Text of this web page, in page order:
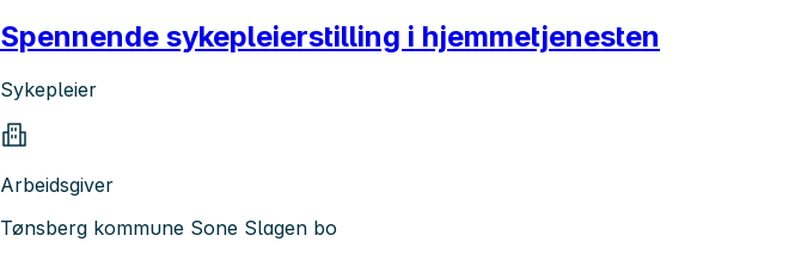
Spennende sykepleierstilling i hjemmetjenesten
Sykepleier
Arbeidsgiver
Tønsberg kommune Sone Slagen bo